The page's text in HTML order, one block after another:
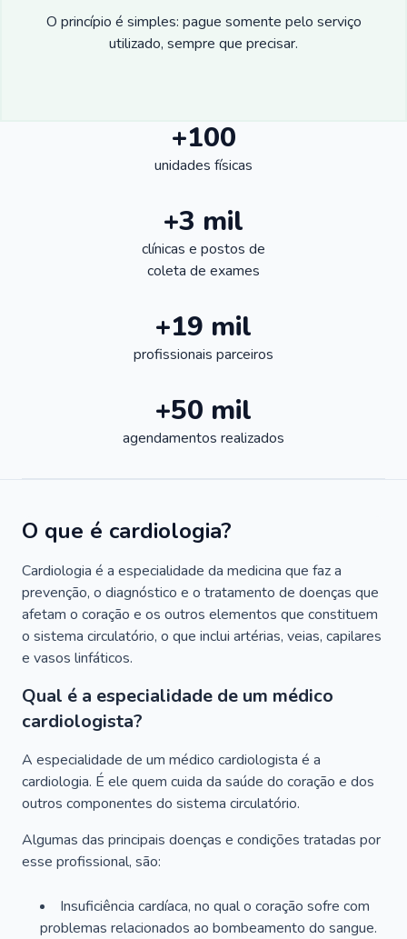
O princípio é simples: pague somente pelo serviço
utilizado, sempre que precisar.
+100
unidades físicas
+3 mil
clínicas e postos de
coleta de exames
+19 mil
profissionais parceiros
+50 mil
agendamentos realizados
O que é cardiologia?
Cardiologia é a especialidade da medicina que faz a
prevenção, o diagnóstico e o tratamento de doenças que
afetam o coração e os outros elementos que constituem
o sistema circulatório, o que inclui artérias, veias, capilares
e vasos linfáticos.
Qual é a especialidade de um médico
cardiologista?
A especialidade de um médico cardiologista é a
cardiologia. É ele quem cuida da saúde do coração e dos
outros componentes do sistema circulatório.
Algumas das principais doenças e condições tratadas por
esse profissional, são:
Insuficiência cardíaca, no qual o coração sofre com
problemas relacionados ao bombeamento do sangue.